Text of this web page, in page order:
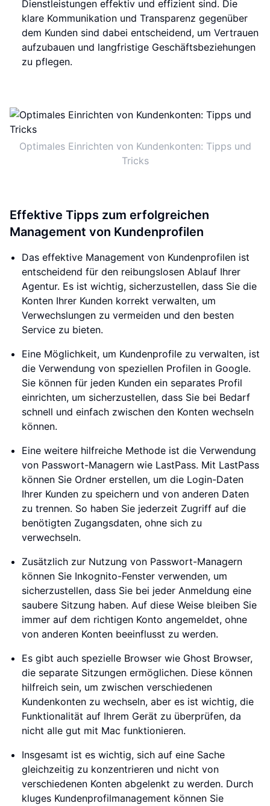
Dienstleistungen effektiv und effizient sind. Die
klare Kommunikation und Transparenz gegenüber
dem Kunden sind dabei entscheidend, um Vertrauen
aufzubauen und langfristige Geschäftsbeziehungen
zu pflegen.
Optimales Einrichten von Kundenkonten: Tipps und
Tricks
Effektive Tipps zum erfolgreichen
Management von Kundenprofilen
Das effektive Management von Kundenprofilen ist
entscheidend für den reibungslosen Ablauf Ihrer
Agentur. Es ist wichtig, sicherzustellen, dass Sie die
Konten Ihrer Kunden korrekt verwalten, um
Verwechslungen zu vermeiden und den besten
Service zu bieten.
Eine Möglichkeit, um Kundenprofile zu verwalten, ist
die Verwendung von speziellen Profilen in Google.
Sie können für jeden Kunden ein separates Profil
einrichten, um sicherzustellen, dass Sie bei Bedarf
schnell und einfach zwischen den Konten wechseln
können.
Eine weitere hilfreiche Methode ist die Verwendung
von Passwort-Managern wie LastPass. Mit LastPass
können Sie Ordner erstellen, um die Login-Daten
Ihrer Kunden zu speichern und von anderen Daten
zu trennen. So haben Sie jederzeit Zugriff auf die
benötigten Zugangsdaten, ohne sich zu
verwechseln.
Zusätzlich zur Nutzung von Passwort-Managern
können Sie Inkognito-Fenster verwenden, um
sicherzustellen, dass Sie bei jeder Anmeldung eine
saubere Sitzung haben. Auf diese Weise bleiben Sie
immer auf dem richtigen Konto angemeldet, ohne
von anderen Konten beeinflusst zu werden.
Es gibt auch spezielle Browser wie Ghost Browser,
die separate Sitzungen ermöglichen. Diese können
hilfreich sein, um zwischen verschiedenen
Kundenkonten zu wechseln, aber es ist wichtig, die
Funktionalität auf Ihrem Gerät zu überprüfen, da
nicht alle gut mit Mac funktionieren.
Insgesamt ist es wichtig, sich auf eine Sache
gleichzeitig zu konzentrieren und nicht von
verschiedenen Konten abgelenkt zu werden. Durch
kluges Kundenprofilmanagement können Sie